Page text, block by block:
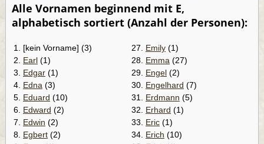
Alle Vornamen beginnend mit E,
alphabetisch sortiert (Anzahl der Personen):
1. [kein Vorname] (3)
2. Earl (1)
3. Edgar (1)
4. Edna (3)
5. Eduard (10)
6. Edward (2)
7. Edwin (2)
8. Egbert (2)
27. Emily (1)
28. Emma (27)
29. Engel (2)
30. Engelhard (7)
31. Erdmann (5)
32. Erhard (1)
33. Eric (1)
34. Erich (10)